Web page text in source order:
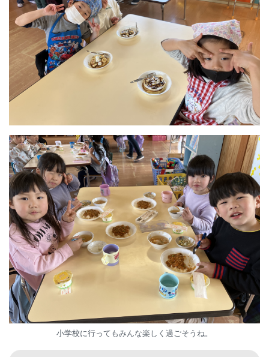
小学校に行ってもみんな楽しく過ごそうね。